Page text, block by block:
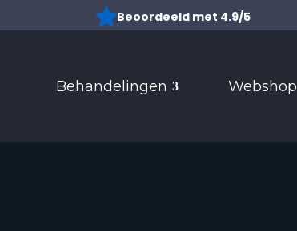
Beoordeeld met 4.9/5
Behandelingen Webshop